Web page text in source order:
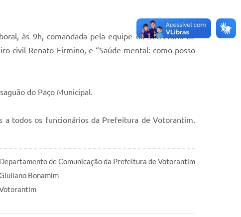
às 9h, comandada pela equipe da Secretaria de
civil Renato Firmino, e “Saúde mental: como posso
do Paço Municipal.
a todos os funcionários da Prefeitura de Votorantim.
Departamento de Comunicação da Prefeitura de Votorantim
Bonamim